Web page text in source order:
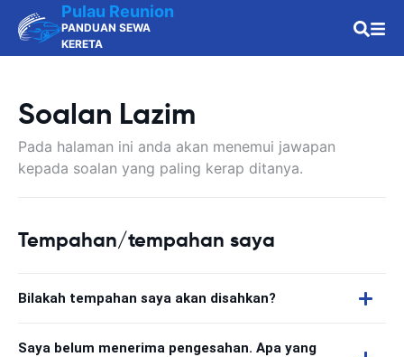
Pulau Reunion
PANDUAN SEWA
KERETA
Soalan Lazim
Pada halaman ini anda akan menemui jawapan
kepada soalan yang paling kerap ditanya.
Tempahan/tempahan saya
Bilakah tempahan saya akan disahkan?
Saya belum menerima pengesahan. Apa yang